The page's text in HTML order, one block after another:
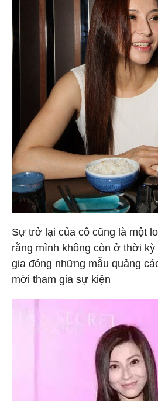
Sự trở lại của cô cũng là một
rằng mình không còn ở thời kỳ
gia đóng những mẫu quảng
mời tham gia sự kiện